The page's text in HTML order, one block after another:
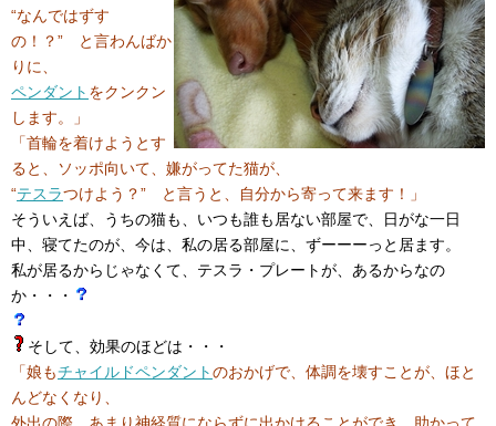
“なんではずす
の！？” と言わんばか
りに、
ペンダント をクンクン
します。」
「首輪を着けようとす
ると、ソッポ向いて、嫌がってた猫が、
“テスラつけよう？” と言うと、自分から寄って来ます！」
そういえば、うちの猫も、いつも誰も居ない部屋で、日がな一日
中、寝てたのが、今は、私の居る部屋に、ずーーーっと居ます。
私が居るからじゃなくて、テスラ・プレートが、あるからなの
か・・・
そして、効果のほどは・・・
「娘もチャイルドペンダントのおかげで、体調を壊すことが、ほと
んどなくなり、